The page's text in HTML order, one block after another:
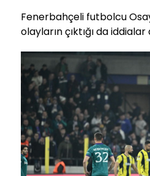
Fenerbahçeli futbolcu
olayların çıktığı da iddialar